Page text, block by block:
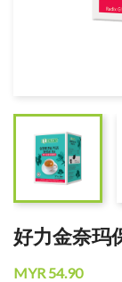
好力金奈玛
MYR 54.90